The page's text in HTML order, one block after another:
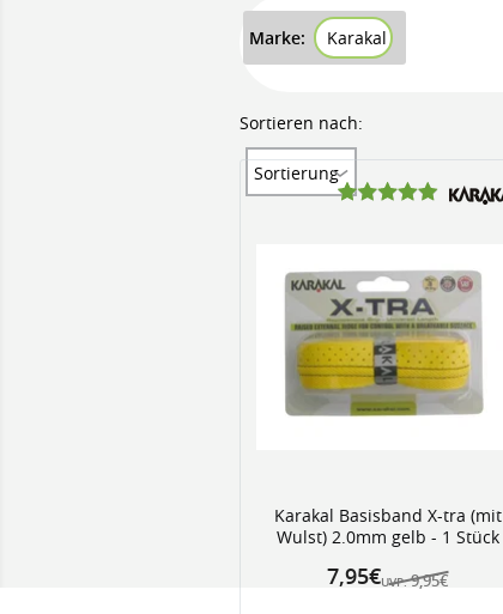
Marke: Karakal
Sortieren nach:
Sortierung
Karakal Basisband X-tra (mit
Wulst) 2.0mm gelb - 1 Stück
UVP: 9,95€
7,95€